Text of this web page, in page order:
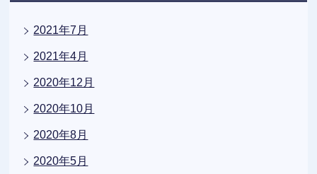
2021年7月
2021年4月
2020年12月
2020年10月
2020年8月
2020年5月